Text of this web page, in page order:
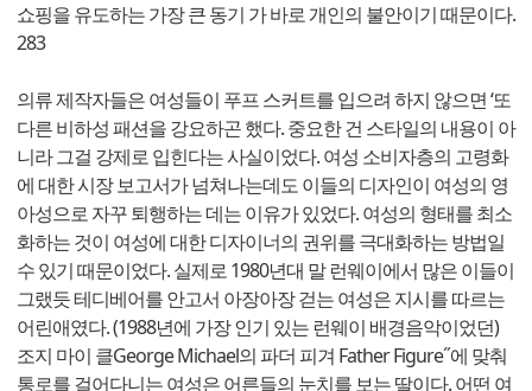
쇼핑을 유도하는 가장 큰 동기 가 바로 개인의 불안이기 때문이다.
283
의류 제작자들은 여성들이 푸프 스커트를 입으려 하지 않으면 ‘또
다른 비하성 패션을 강요하곤 했다. 중요한 건 스타일의 내용이 아
니라 그걸 강제로 입힌다는 사실이었다. 여성 소비자층의 고령화
에 대한 시장 보고서가 넘쳐나는데도 이들의 디자인이 여성의 영
아성으로 자꾸 퇴행하는 데는 이유가 있었다. 여성의 형태를 최소
화하는 것이 여성에 대한 디자이너의 권위를 극대화하는 방법일
수 있기 때문이었다. 실제로 1980년대 말 런웨이에서 많은 이들이
그랬듯 테디베어를 안고서 아장아장 걷는 여성은 지시를 따르는
어린애였다. (1988년에 가장 인기 있는 런웨이 배경음악이었던)
조지 마이 클George Michael의 파더 피겨 Father Figure˝에 맞춰
통로를 걸어다니는 여성은 어른들의 눈치를 보는 딸이다. 어떤 여